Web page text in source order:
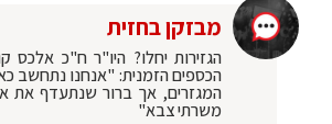
מבזקן בחזית
הגזירות יחלו? היו"ר ח"כ אלכס
הכספים הזמנית: "אנחנו נתחשב
המגזרים, אך ברור שנתעדף את
משרתי צבא"